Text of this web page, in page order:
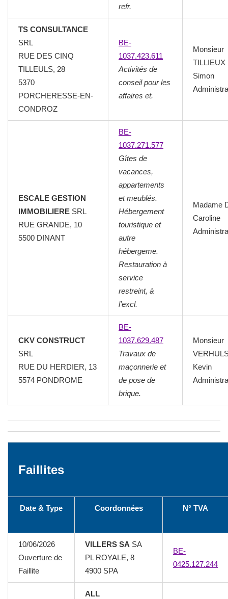
refr.
TS CONSULTANCE
SRL
RUE DES CINQ
TILLEULS, 28
5370
PORCHERESSE-EN-
CONDROZ
BE-
1037.423.611
Activités de
conseil pour les
affaires et.
Monsieur
TILLIEUX
Simon
ESCALE GESTION
IMMOBILIERE SRL
RUE GRANDE, 10
5500 DINANT
BE-
1037.271.577
Gîtes de
vacances,
appartements
et meublés.
Hébergement
touristique et
autre
hébergeme.
Restauration à
service
restreint, à
l’excl.
Madame
Caroline
CKV CONSTRUCT
SRL
RUE DU HERDIER, 13
5574 PONDROME
BE-
1037.629.487
Travaux de
maçonnerie et
de pose de
brique.
Monsieur
Kevin
Faillites
Date & Type Coordonnées N° TVA
10/06/2026
Ouverture de
Faillite
VILLERS SA SA
PL ROYALE, 8
4900 SPA
BE-
0425.127.244
ALL